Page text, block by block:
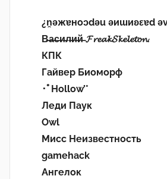
¿n̯ǝжɐноɔdǝu ǝиɯиʚεɐd
В̶а̶с̶и̶л̶и̶й̶ 𝓕𝓻𝓮𝓪𝓴𝓢𝓴𝓮𝓵𝓮𝓽𝓸𝓷.
КПК
Гайвер Биоморф
･ﾟHollow’°
Леди Паук
Owl
Мисс Неизвестность
gamehack
Ангелок